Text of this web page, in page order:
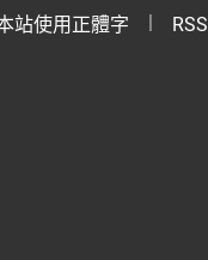
站使用正體字 RSS